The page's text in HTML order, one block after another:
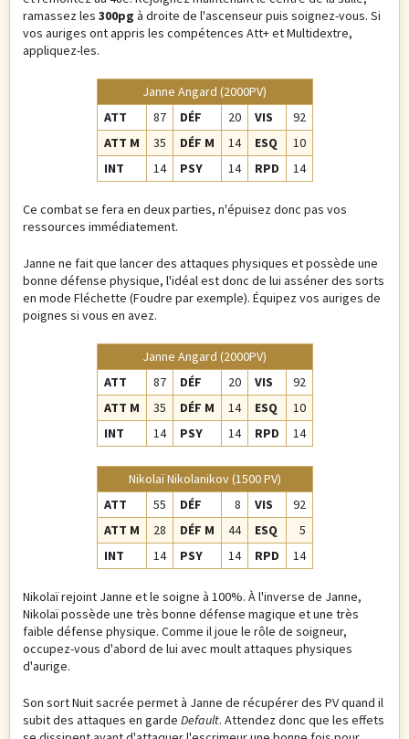
ramassez les 300pg à droite de l'ascenseur puis soignez-vous. Si
vos auriges ont appris les compétences Att+ et Multidextre,
appliquez-les.
Janne Angard (2000PV)
ATT
87 DÉF 20 VIS
92
ATT M
35 DÉF M 14 ESQ
10
INT
14 PSY 14 RPD 14
Ce combat se fera en deux parties, n'épuisez donc pas vos
ressources immédiatement.
Janne ne fait que lancer des attaques physiques et possède une
bonne défense physique, l'idéal est donc de lui asséner des sorts
en mode Fléchette (Foudre par exemple). Équipez vos auriges de
poignes si vous en avez.
Janne Angard (2000PV)
ATT
87 DÉF 20 VIS
92
ATT M
35 DÉF M 14 ESQ
10
INT
14 PSY 14 RPD 14
Nikolaï Nikolanikov (1500 PV)
ATT
55 DÉF 8 VIS
92
ATT M
28 DÉF M 44 ESQ
5
INT
14 PSY 14 RPD 14
Nikolaï rejoint Janne et le soigne à 100%. À l'inverse de Janne,
Nikolaï possède une très bonne défense magique et une très
faible défense physique. Comme il joue le rôle de soigneur,
occupez-vous d'abord de lui avec moult attaques physiques
d'aurige.
Son sort Nuit sacrée permet à Janne de récupérer des PV quand il
subit des attaques en garde Default. Attendez donc que les effets